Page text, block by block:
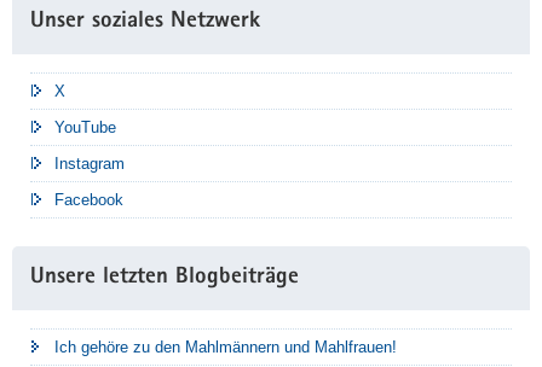
Unser soziales Netzwerk
X
YouTube
Instagram
Facebook
Unsere letzten Blogbeiträge
Ich gehöre zu den Mahlmännern und Mahlfrauen!